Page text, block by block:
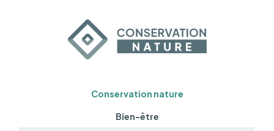
Conservation nature
Bien-être